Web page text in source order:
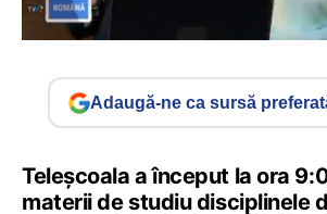
Adaugă-ne ca sursă
Teleșcoala a început la ora
materii de studiu disciplinele